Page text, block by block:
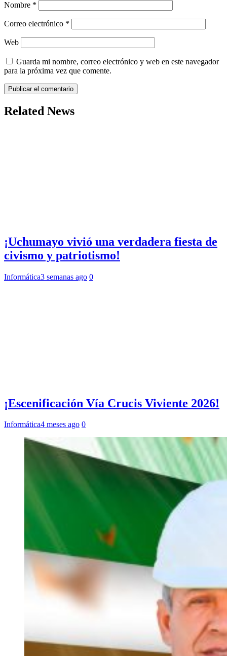
Nombre *
Correo electrónico *
Web
Guarda mi nombre, correo electrónico y web en este navegador
para la próxima vez que comente.
Related News
¡Uchumayo vivió una verdadera fiesta de
civismo y patriotismo!
Informática3 semanas ago 0
¡Escenificación Vía Crucis Viviente 2026!
Informática4 meses ago 0